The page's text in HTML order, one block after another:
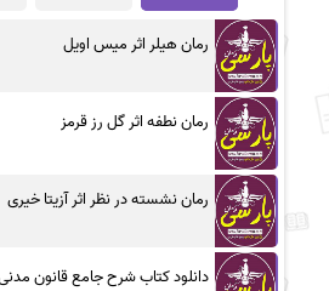
رمان هیلر اثر میس اویل
رمان نطفه اثر گل رز قرمز
رمان نشسته در نظر اثر آزیتا خیری
دانلود کتاب شرح جامع قانون